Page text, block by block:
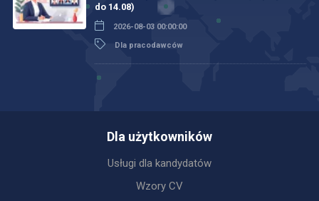
do 14.08)
2026-08-03 00:00:00
Dla pracodawców
Dla użytkowników
Usługi dla kandydatów
Wzory CV